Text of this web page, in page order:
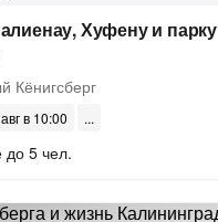
Хуфену и парку
Кёнигсберг
в 10:00
до 5 чел.